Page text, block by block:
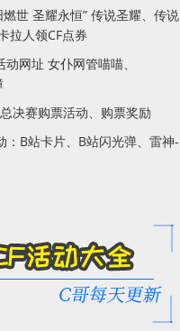
燃世 圣耀永恒” 传说圣耀、传说
拉人领CF点券
网址 女仆网管喵喵、
决赛购票活动、购票奖励
：B站卡片、B站闪光弹、雷神-